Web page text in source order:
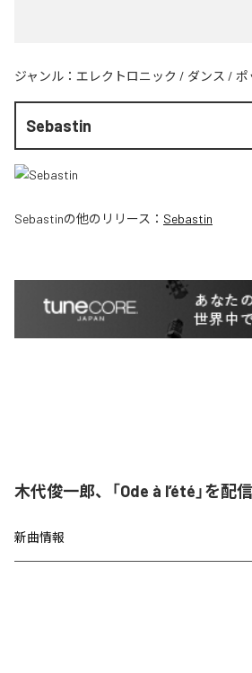
ジャンル： エレクトロニック / ダンス / ポ
Sebastin
Sebastinの他のリリース： Sebastin
木代俊一郎、「Ode à l’été」を配
新曲情報